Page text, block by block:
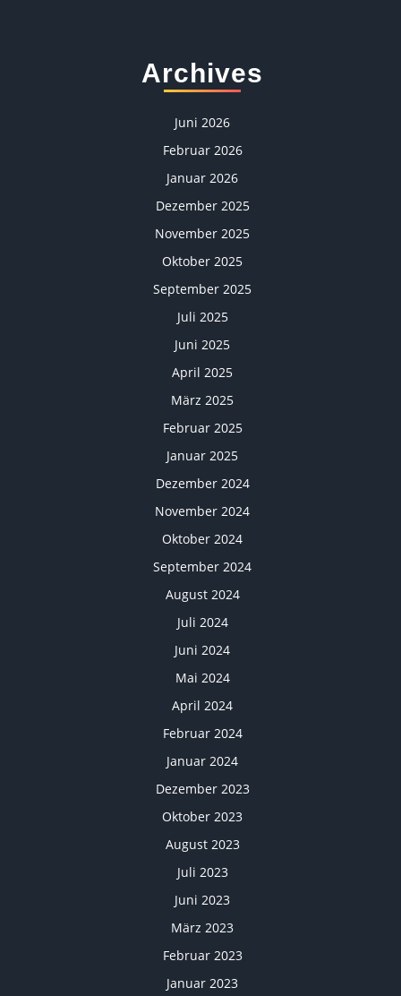
Archives
Juni 2026
Februar 2026
Januar 2026
Dezember 2025
November 2025
Oktober 2025
September 2025
Juli 2025
Juni 2025
April 2025
März 2025
Februar 2025
Januar 2025
Dezember 2024
November 2024
Oktober 2024
September 2024
August 2024
Juli 2024
Juni 2024
Mai 2024
April 2024
Februar 2024
Januar 2024
Dezember 2023
Oktober 2023
August 2023
Juli 2023
Juni 2023
März 2023
Februar 2023
Januar 2023